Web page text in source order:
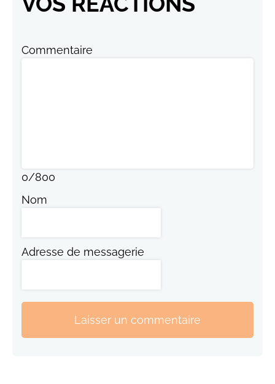
Commentaire
0/800
Nom
Adresse de messagerie
Laisser un commentaire